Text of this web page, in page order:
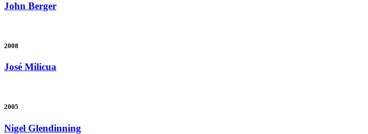
John Berger
2008
José Milicua
2005
Nigel Glendinning